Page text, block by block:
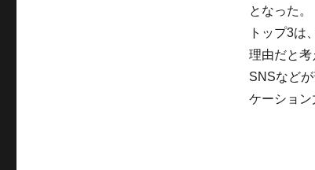
となった。
トップ3は
理由だと考
SNSなど
ケーション